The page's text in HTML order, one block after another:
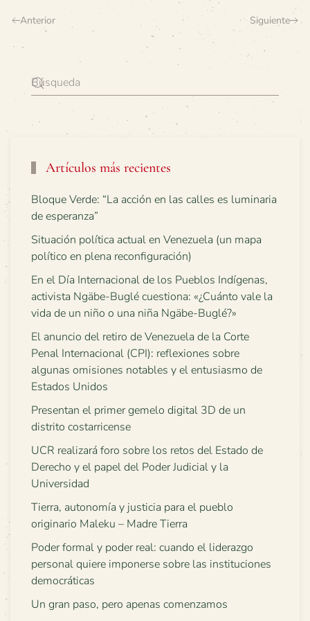
Anterior Siguiente
Artículos más recientes
Bloque Verde: “La acción en las calles es luminaria
de esperanza”
Situación política actual en Venezuela (un mapa
político en plena reconfiguración)
En el Día Internacional de los Pueblos Indígenas,
activista Ngäbe-Buglé cuestiona: «¿Cuánto vale la
vida de un niño o una niña Ngäbe-Buglé?»
El anuncio del retiro de Venezuela de la Corte
Penal Internacional (CPI): reflexiones sobre
algunas omisiones notables y el entusiasmo de
Estados Unidos
Presentan el primer gemelo digital 3D de un
distrito costarricense
UCR realizará foro sobre los retos del Estado de
Derecho y el papel del Poder Judicial y la
Universidad
Tierra, autonomía y justicia para el pueblo
originario Maleku – Madre Tierra
Poder formal y poder real: cuando el liderazgo
personal quiere imponerse sobre las instituciones
democráticas
Un gran paso, pero apenas comenzamos